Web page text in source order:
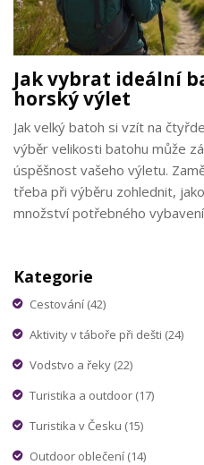
Jak vybrat ideální
horský výlet
Jak velký batoh si vzít na
výběr velikosti batohu může
úspěšnost vašeho výletu.
třeba při výběru zohlednit,
množství potřebného
Kategorie
Cestování (42)
Aktivity v táboře při dešti (24)
Vodstvo a řeky (22)
Turistika a outdoor (17)
Turistika v Česku (15)
Outdoor oblečení (14)